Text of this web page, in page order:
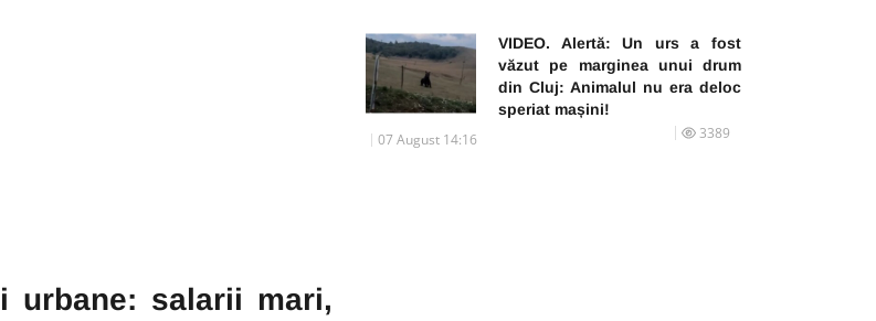
urbane: salarii mari,
VIDEO. Alertă: Un urs a fost
văzut pe marginea unui drum
din Cluj: Animalul nu era deloc
speriat mașini!
07 August 14:16 3389